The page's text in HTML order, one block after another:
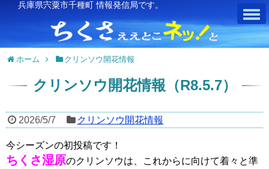
兵庫県宍粟市千種町 情報発信局です。
ホーム クリンソウ開花情報
クリンソウ開花情報（R8.5.7）
2026/5/7 クリンソウ開花情報
今シーズンの初投稿です！
ちくさ湿原のクリンソウは、これからに向けて着々と準